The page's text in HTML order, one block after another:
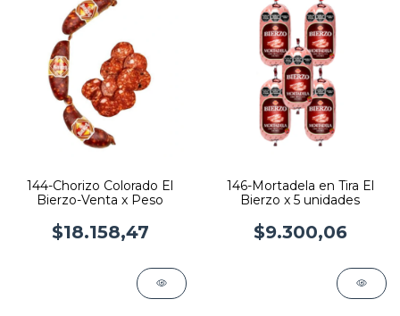
144-Chorizo Colorado El
Bierzo-Venta x Peso
$18.158,47
146-Mortadela en Tira El
Bierzo x 5 unidades
$9.300,06